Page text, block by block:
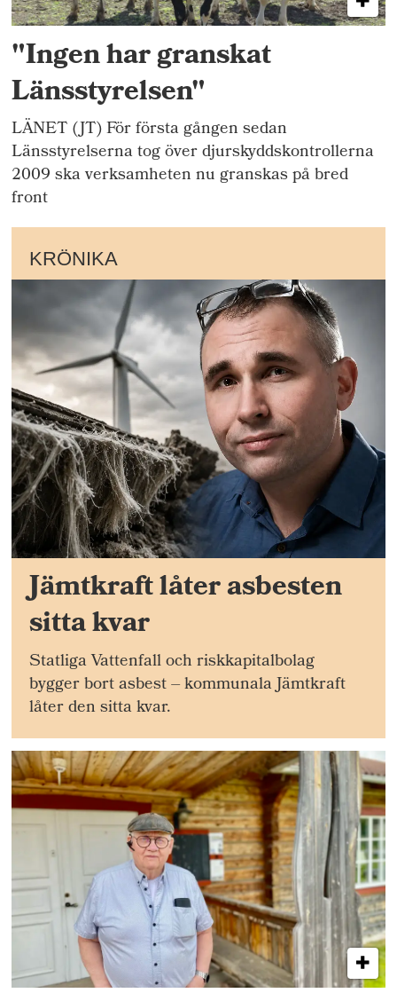
"Ingen har granskat
Länsstyrelsen"
LÄNET (JT) För första gången sedan
Länsstyrelserna tog över djurskyddskontrollerna
2009 ska verksamheten nu granskas på bred
front
KRÖNIKA
Jämtkraft låter asbesten
sitta kvar
Statliga Vattenfall och riskkapitalbolag
bygger bort asbest – kommunala Jämtkraft
låter den sitta kvar.